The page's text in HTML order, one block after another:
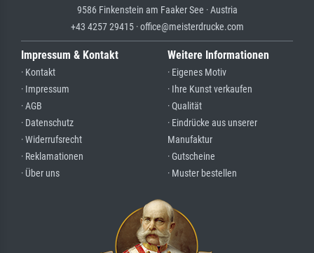
9586 Finkenstein am Faaker See · Austria
+43 4257 29415 · office@meisterdrucke.com
Impressum & Kontakt
· Kontakt
· Impressum
· AGB
· Datenschutz
· Widerrufsrecht
· Reklamationen
· Über uns
Weitere Informationen
· Eigenes Motiv
· Ihre Kunst verkaufen
· Qualität
· Eindrücke aus unserer
Manufaktur
· Gutscheine
· Muster bestellen